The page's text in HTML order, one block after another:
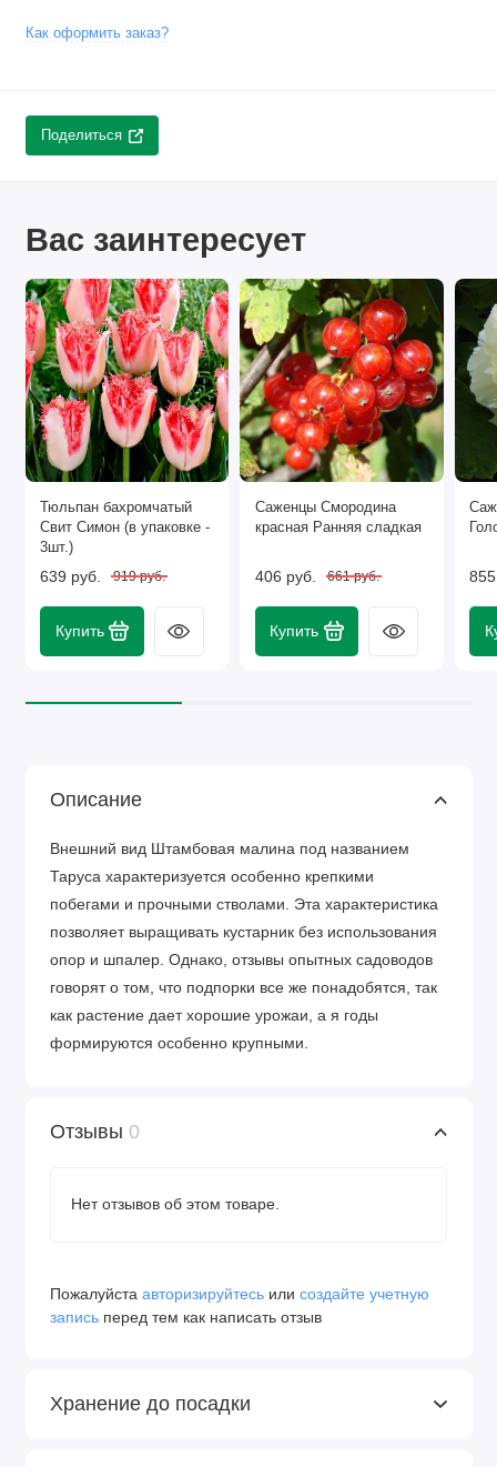
Как оформить заказ?
Поделиться
Вас заинтересует
Тюльпан бахромчатый
Свит Симон (в упаковке -
3шт.)
639 руб. 919 руб.
Купить
Саженцы Смородина
красная Ранняя сладкая
406 руб. 661 руб.
Купить
Описание
Внешний вид Штамбовая малина под названием
Таруса характеризуется особенно крепкими
побегами и прочными стволами. Эта характеристика
позволяет выращивать кустарник без использования
опор и шпалер. Однако, отзывы опытных садоводов
говорят о том, что подпорки все же понадобятся, так
как растение дает хорошие урожаи, а я годы
формируются особенно крупными.
Отзывы 0
Нет отзывов об этом товаре.
Пожалуйста авторизируйтесь или создайте учетную
запись перед тем как написать отзыв
Хранение до посадки